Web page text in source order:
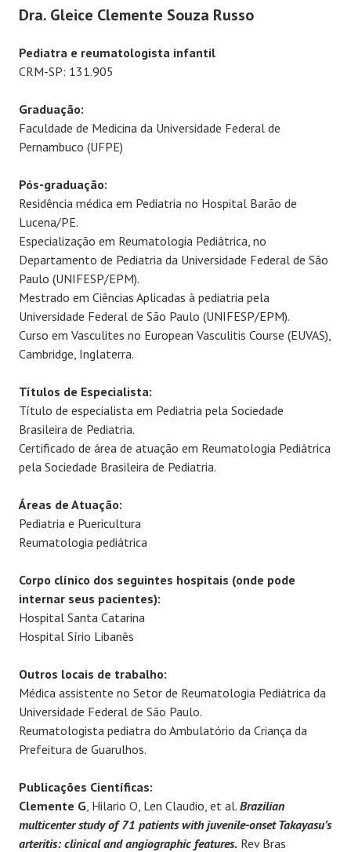
Dra. Gleice Clemente Souza Russo
Pediatra e reumatologista infantil
CRM-SP: 131.905
Graduação:
Faculdade de Medicina da Universidade Federal de
Pernambuco (UFPE)
Pós-graduação:
Residência médica em Pediatria no Hospital Barão de
Lucena/PE.
Especialização em Reumatologia Pediátrica, no
Departamento de Pediatria da Universidade Federal de São
Paulo (UNIFESP/EPM).
Mestrado em Ciências Aplicadas à pediatria pela
Universidade Federal de São Paulo (UNIFESP/EPM).
Curso em Vasculites no European Vasculitis Course (EUVAS),
Cambridge, Inglaterra.
Títulos de Especialista:
Título de especialista em Pediatria pela Sociedade
Brasileira de Pediatria.
Certificado de área de atuação em Reumatologia Pediátrica
pela Sociedade Brasileira de Pediatria.
Áreas de Atuação:
Pediatria e Puericultura
Reumatologia pediátrica
Corpo clínico dos seguintes hospitais (onde pode
internar seus pacientes):
Hospital Santa Catarina
Hospital Sírio Libanês
Outros locais de trabalho:
Médica assistente no Setor de Reumatologia Pediátrica da
Universidade Federal de São Paulo.
Reumatologista pediatra do Ambulatório da Criança da
Prefeitura de Guarulhos.
Publicações Científicas:
Clemente G, Hilario O, Len Claudio, et al. Brazilian
multicenter study of 71 patients with juvenile-onset Takayasu’s
arteritis: clinical and angiographic features. Rev Bras